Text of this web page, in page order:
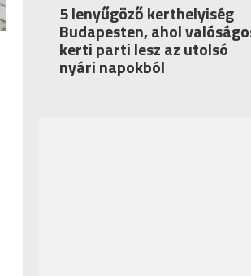
5 lenyűgöző kerthelyiség
Budapesten, ahol
kerti parti lesz az utolsó
nyári napokból